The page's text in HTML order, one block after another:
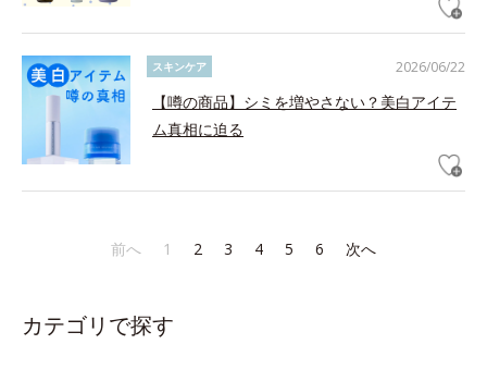
2026/06/22
スキンケア
【噂の商品】シミを増やさない？美白アイテ
ム真相に迫る
前へ 1 2 3 4 5 6 次へ
カテゴリで探す